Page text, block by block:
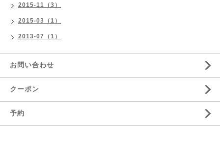
2015-11（3）
2015-03（1）
2013-07（1）
お問い合わせ
クーポン
予約